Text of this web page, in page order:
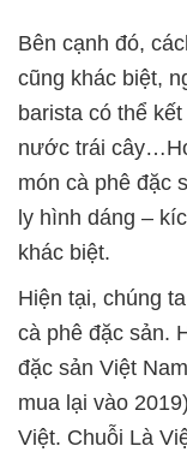
Bên cạnh đó,
cũng khác biệt,
barista có thể
nước trái
món cà phê đặc
ly hình dáng –
khác biệt.
Hiện tại, chúng
cà phê đặc sản.
đặc sản Việt
mua lại vào
Việt. Chuỗi Là